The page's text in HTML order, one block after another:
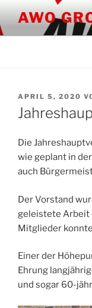
Inhalt
springen
AWO
AM
APRIL 5, 2020
Die
wie geplant in
auch
Der Vorstand
geleistete Arbeit
Mitglieder
Einer der
Ehrung
und sogar 60-